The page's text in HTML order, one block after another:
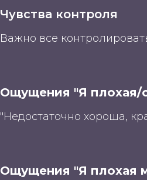
Чувства контроля
Важно все
Ощущения "Я плохая/
"Недостаточно хороша,
Ощущения "Я плохая